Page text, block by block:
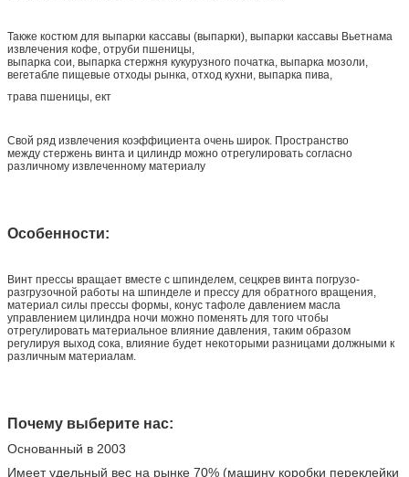
Также костюм для выпарки кассавы (выпарки), выпарки кассавы Вьетнама
извлечения кофе, отруби пшеницы,
выпарка сои, выпарка стержня кукурузного початка, выпарка мозоли,
вегетабле пищевые отходы рынка, отход кухни, выпарка пива,
трава пшеницы, ект
Свой ряд извлечения коэффициента очень широк. Пространство
между стержень винта и цилиндр можно отрегулировать согласно
различному извлеченному материалу
Особенности:
Винт прессы вращает вместе с шпинделем, сецкрев винта погрузо-
разгрузочной работы на шпинделе и прессу для обратного вращения,
материал силы прессы формы, конус тафоле давлением масла
управлением цилиндра ночи можно поменять для того чтобы
отрегулировать материальное влияние давления, таким образом
регулируя выход сока, влияние будет некоторыми разницами должными к
различным материалам.
Почему выберите нас:
Основанный в 2003
Имеет удельный вес на рынке 70% (машину коробки переклейки